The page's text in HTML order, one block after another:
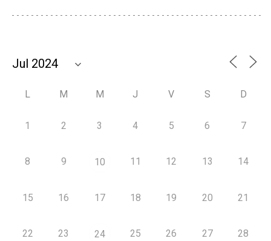
L M M J V S D
1 2 3 4 5 6 7
8 9 10 11 12 13 14
15 16 17 18 19 20 21
22 23 24 25 26 27 28